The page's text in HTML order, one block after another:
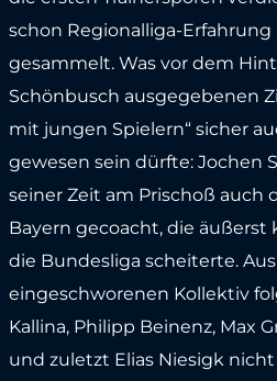
schon Regionalliga-Erfahrung
gesammelt. Was vor dem
Schönbusch ausgegebenen
mit jungen Spielern“ sicher
gewesen sein dürfte: Jochen
seiner Zeit am Prischoß auch
Bayern gecoacht, die äußerst
die Bundesliga scheiterte.
eingeschworenen Kollektiv
Kallina, Philipp Beinenz, Max
und zuletzt Elias Niesigk